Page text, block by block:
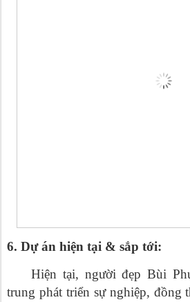
6. Dự án hiện tại & sắp tới:
Hiện tại, người đẹp Bùi
trung phát triển sự nghiệp, đồng